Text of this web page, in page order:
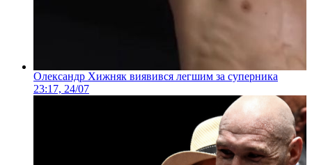
Олександр Хижняк виявився легшим за суперника
23:17, 24/07